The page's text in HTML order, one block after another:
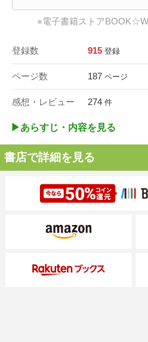
※電子書籍ストア
登録数 915 登録
ページ数 187 ページ
感想・レビュー 274 件
▶︎あらすじ・内容を見る
書店で詳細を見る